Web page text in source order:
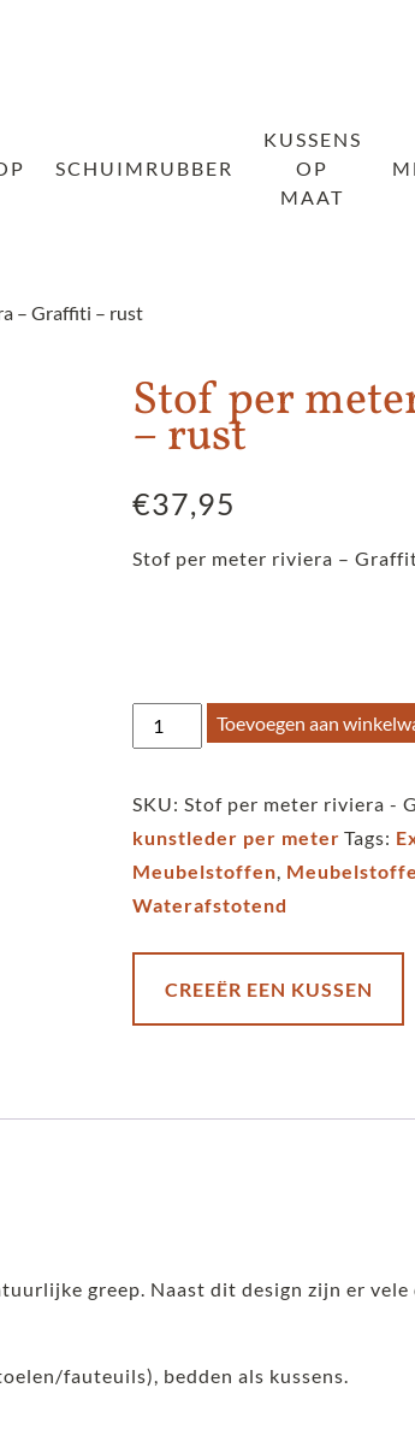
SCHUIMRUBBER
KUSSENS
OP
MAAT
– Graffiti – rust
Stof per
– rust
€37,95
Stof per meter riviera –
Stof
per
riviera
-
Graffiti
-
rust
aantal
Toevoegen aan
SKU:Stof per meter riviera -
kunstleder per meter Tags:
Meubelstoffen,
Waterafstotend
CREEËR EEN KUSSEN
greep. Naast dit design zijn er
fauteuils), bedden als kussens.